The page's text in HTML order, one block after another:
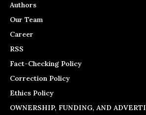
Authors
Our Team
Career
RSS
Fact-Checking Policy
Correction Policy
Ethics Policy
OWNERSHIP, FUNDING, AND